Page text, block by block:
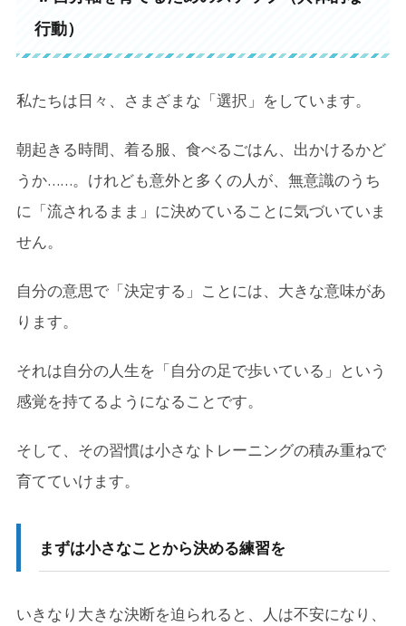
行動）
私たちは日々、さまざまな「選択」をしています。
朝起きる時間、着る服、食べるごはん、出かけるかど
うか……。けれども意外と多くの人が、無意識のうち
に「流されるまま」に決めていることに気づいていま
せん。
自分の意思で「決定する」ことには、大きな意味があ
ります。
それは自分の人生を「自分の足で歩いている」という
感覚を持てるようになることです。
そして、その習慣は小さなトレーニングの積み重ねで
育てていけます。
まずは小さなことから決める練習を
いきなり大きな決断を迫られると、人は不安になり、